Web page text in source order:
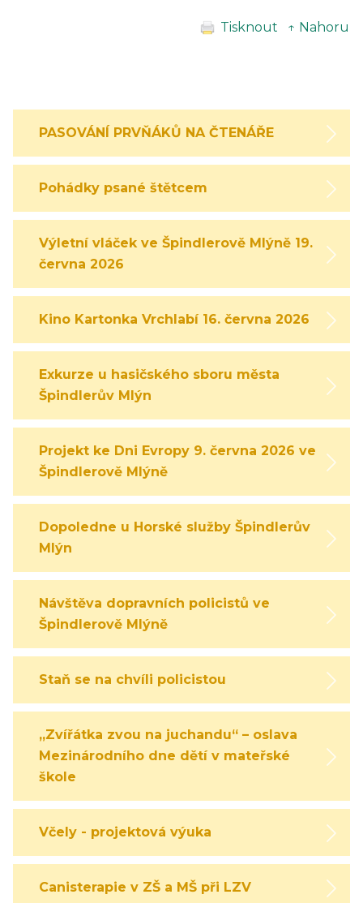
Tisknout ↑ Nahoru
PASOVÁNÍ PRVŇÁKŮ NA ČTENÁŘE
Pohádky psané štětcem
Výletní vláček ve Špindlerově Mlýně 19.
června 2026
Kino Kartonka Vrchlabí 16. června 2026
Exkurze u hasičského sboru města
Špindlerův Mlýn
Projekt ke Dni Evropy 9. června 2026 ve
Špindlerově Mlýně
Dopoledne u Horské služby Špindlerův
Mlýn
Návštěva dopravních policistů ve
Špindlerově Mlýně
Staň se na chvíli policistou
„Zvířátka zvou na juchandu“ – oslava
Mezinárodního dne dětí v mateřské
škole
Včely - projektová výuka
Canisterapie v ZŠ a MŠ při LZV